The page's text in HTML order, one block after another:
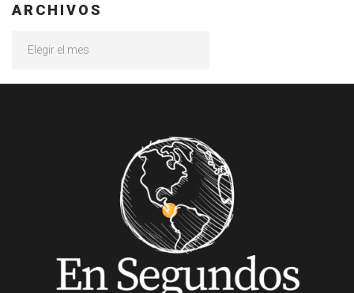
ARCHIVOS